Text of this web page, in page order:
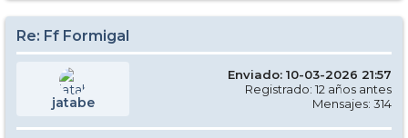
Re: Ff Formigal
jatabe
Enviado: 10-03-2026 21:57
Registrado: 12 años antes
Mensajes: 314